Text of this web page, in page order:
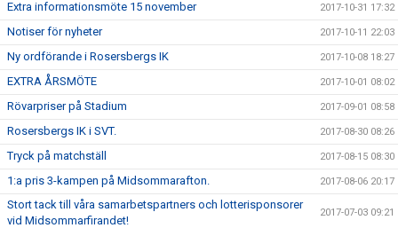
Extra informationsmöte 15 november 2017-10-31 17:32
Notiser för nyheter 2017-10-11 22:03
Ny ordförande i Rosersbergs IK 2017-10-08 18:27
EXTRA ÅRSMÖTE 2017-10-01 08:02
Rövarpriser på Stadium 2017-09-01 08:58
Rosersbergs IK i SVT. 2017-08-30 08:26
Tryck på matchställ 2017-08-15 08:30
1:a pris 3-kampen på Midsommarafton. 2017-08-06 20:17
Stort tack till våra samarbetspartners och lotterisponsorer
vid Midsommarfirandet!
2017-07-03 09:21